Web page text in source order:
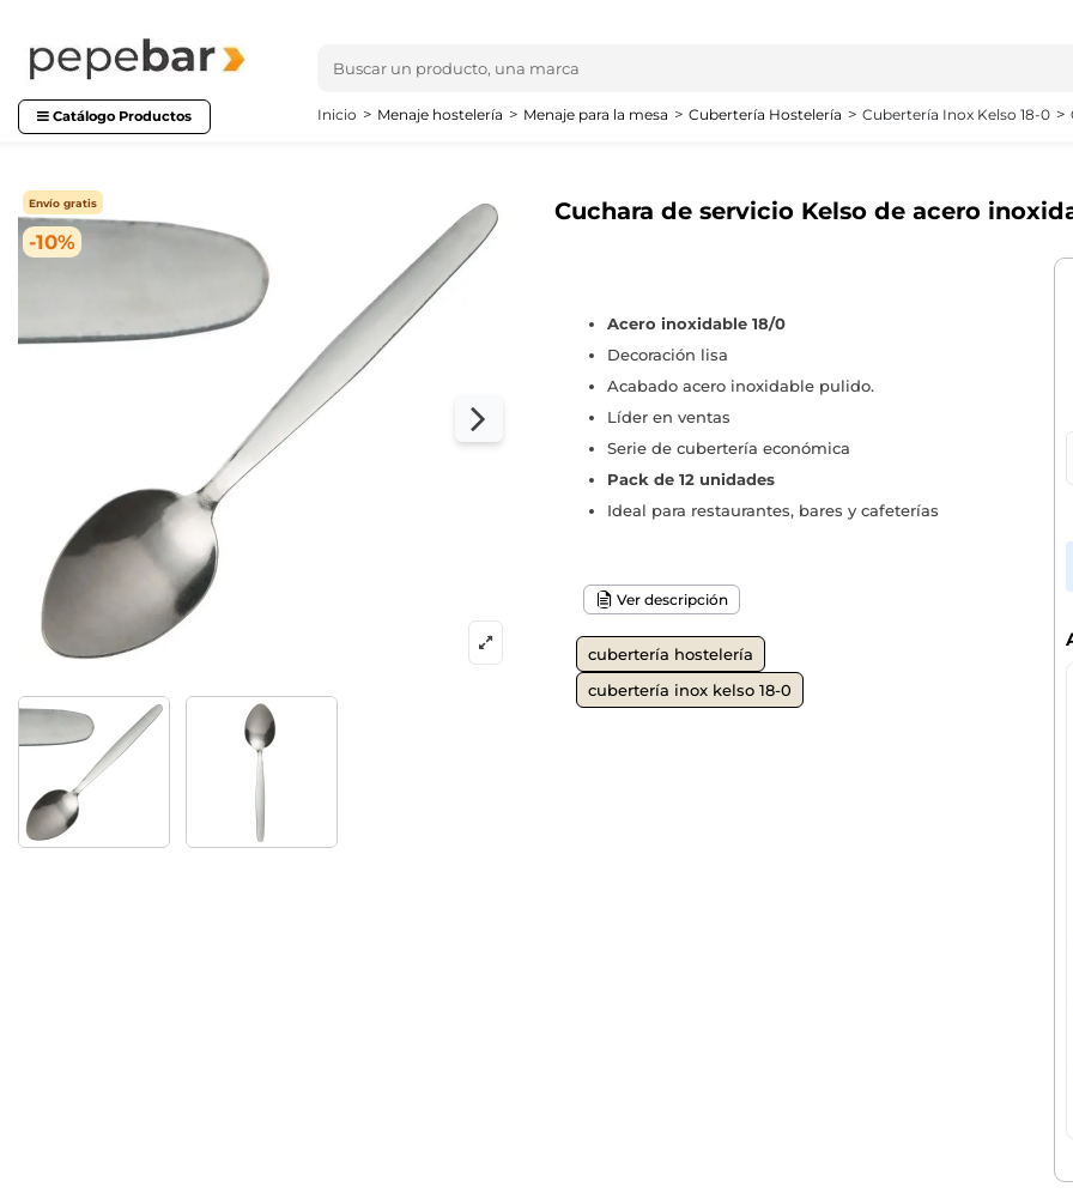
Catálogo Productos Inicio Menaje hostelería Menaje para la mesa Cubertería Hostelería Cubertería Inox Kelso 18-0
-10%
Envío gratis Cuchara de servicio Kelso de acero
Acero inoxidable 18/0
Decoración lisa
Acabado acero inoxidable pulido.
Líder en ventas
Serie de cubertería económica
Pack de 12 unidades
Ideal para restaurantes, bares y cafeterías
Ver descripción
cubertería hostelería
cubertería inox kelso 18-0